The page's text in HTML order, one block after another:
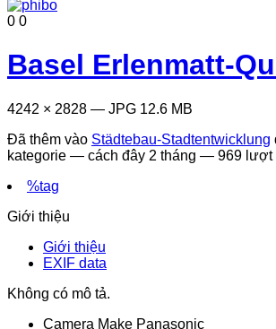
0 0
Basel Erlenmatt-
4242 × 2828 — JPG 12.6 MB
Đã thêm vào Städtebau-Stadtentwicklung
kategorie — cách đây 2 tháng — 969 lượt
%tag
Giới thiệu
Giới thiệu
EXIF data
Không có mô tả.
Camera Make Panasonic